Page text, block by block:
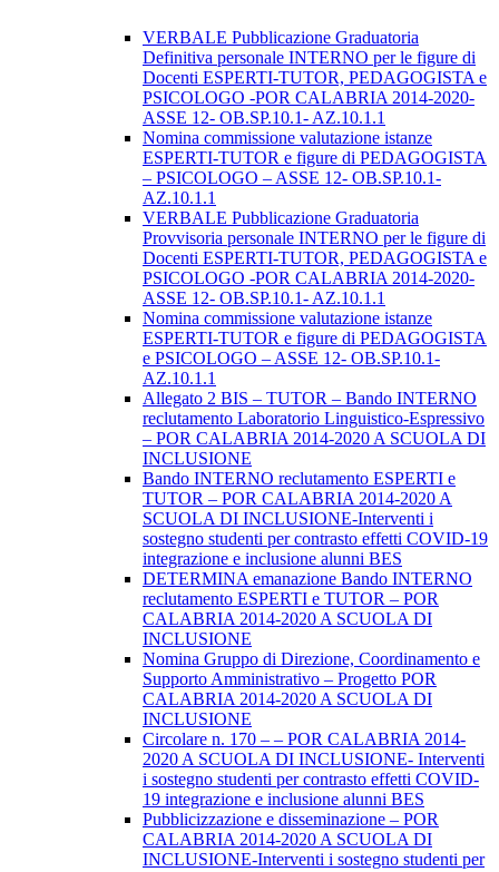
VERBALE Pubblicazione Graduatoria
Definitiva personale INTERNO per le figure di
Docenti ESPERTI-TUTOR, PEDAGOGISTA e
PSICOLOGO -POR CALABRIA 2014-2020-
ASSE 12- OB.SP.10.1- AZ.10.1.1
Nomina commissione valutazione istanze
ESPERTI-TUTOR e figure di PEDAGOGISTA
– PSICOLOGO – ASSE 12- OB.SP.10.1-
AZ.10.1.1
VERBALE Pubblicazione Graduatoria
Provvisoria personale INTERNO per le figure di
Docenti ESPERTI-TUTOR, PEDAGOGISTA e
PSICOLOGO -POR CALABRIA 2014-2020-
ASSE 12- OB.SP.10.1- AZ.10.1.1
Nomina commissione valutazione istanze
ESPERTI-TUTOR e figure di PEDAGOGISTA
e PSICOLOGO – ASSE 12- OB.SP.10.1-
AZ.10.1.1
Allegato 2 BIS – TUTOR – Bando INTERNO
reclutamento Laboratorio Linguistico-Espressivo
– POR CALABRIA 2014-2020 A SCUOLA DI
INCLUSIONE
Bando INTERNO reclutamento ESPERTI e
TUTOR – POR CALABRIA 2014-2020 A
SCUOLA DI INCLUSIONE-Interventi i
sostegno studenti per contrasto effetti COVID-19
integrazione e inclusione alunni BES
DETERMINA emanazione Bando INTERNO
reclutamento ESPERTI e TUTOR – POR
CALABRIA 2014-2020 A SCUOLA DI
INCLUSIONE
Nomina Gruppo di Direzione, Coordinamento e
Supporto Amministrativo – Progetto POR
CALABRIA 2014-2020 A SCUOLA DI
INCLUSIONE
Circolare n. 170 – – POR CALABRIA 2014-
2020 A SCUOLA DI INCLUSIONE- Interventi
i sostegno studenti per contrasto effetti COVID-
19 integrazione e inclusione alunni BES
Pubblicizzazione e disseminazione – POR
CALABRIA 2014-2020 A SCUOLA DI
INCLUSIONE-Interventi i sostegno studenti per